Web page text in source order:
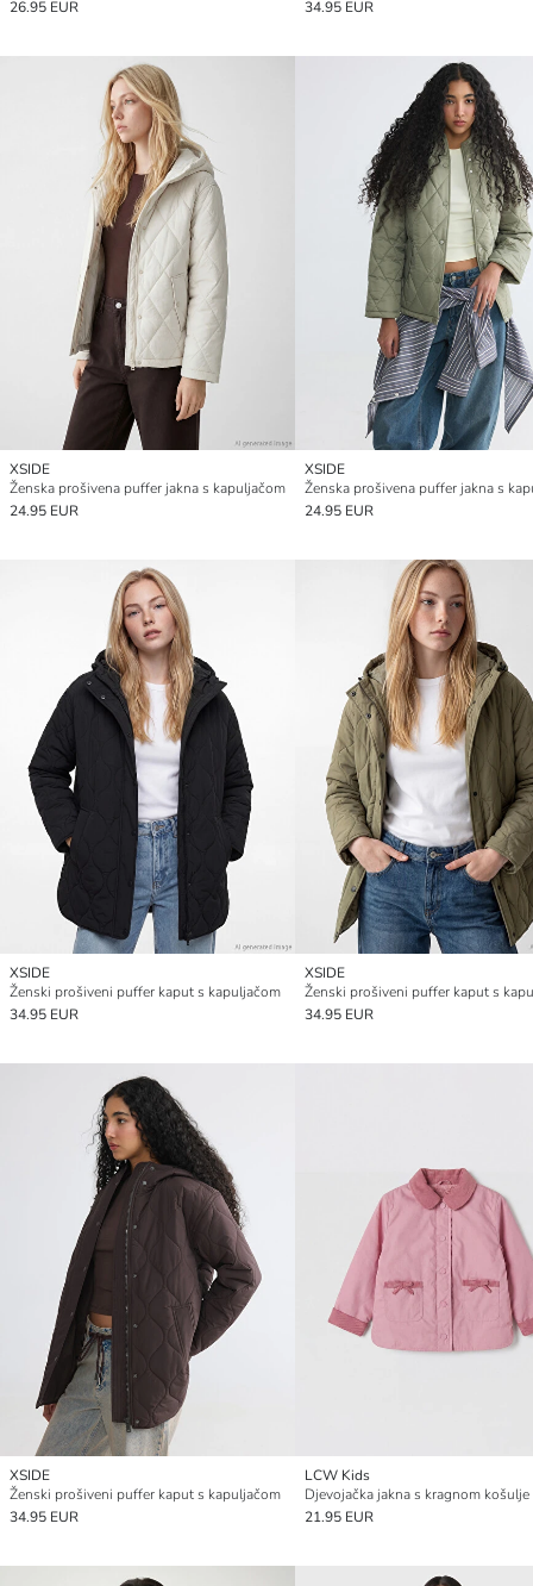
26.95 EUR 34.95 EUR
XSIDE
Ženska prošivena puffer jakna s kapuljačom
24.95 EUR
XSIDE
Ženska prošivena puffer jakna s
24.95 EUR
XSIDE
Ženski prošiveni puffer kaput s kapuljačom
34.95 EUR
XSIDE
Ženski prošiveni puffer kaput s
34.95 EUR
XSIDE
Ženski prošiveni puffer kaput s kapuljačom
34.95 EUR
LCW Kids
Djevojačka jakna s kragnom košulje
21.95 EUR